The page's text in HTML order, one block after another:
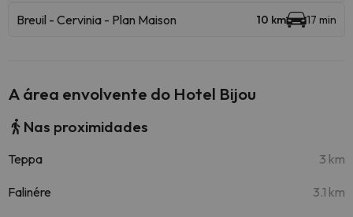
Breuil - Cervinia - Plan Maison 10 km 17 min
A área envolvente do Hotel Bijou
Nas proximidades
Teppa 3 km
Falinére 3.1 km